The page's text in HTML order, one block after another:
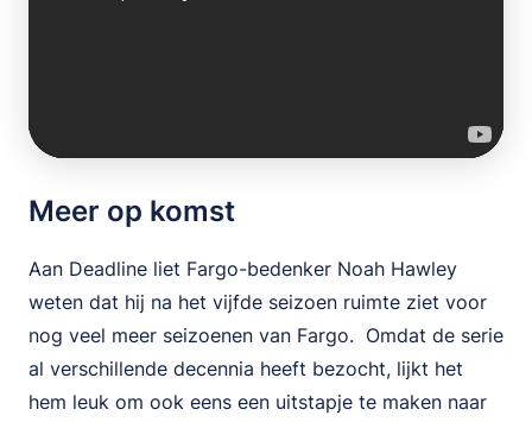
Meer op komst
Aan Deadline liet Fargo-bedenker Noah Hawley
weten dat hij na het vijfde seizoen ruimte ziet voor
nog veel meer seizoenen van Fargo. Omdat de serie
al verschillende decennia heeft bezocht, lijkt het
hem leuk om ook eens een uitstapje te maken naar